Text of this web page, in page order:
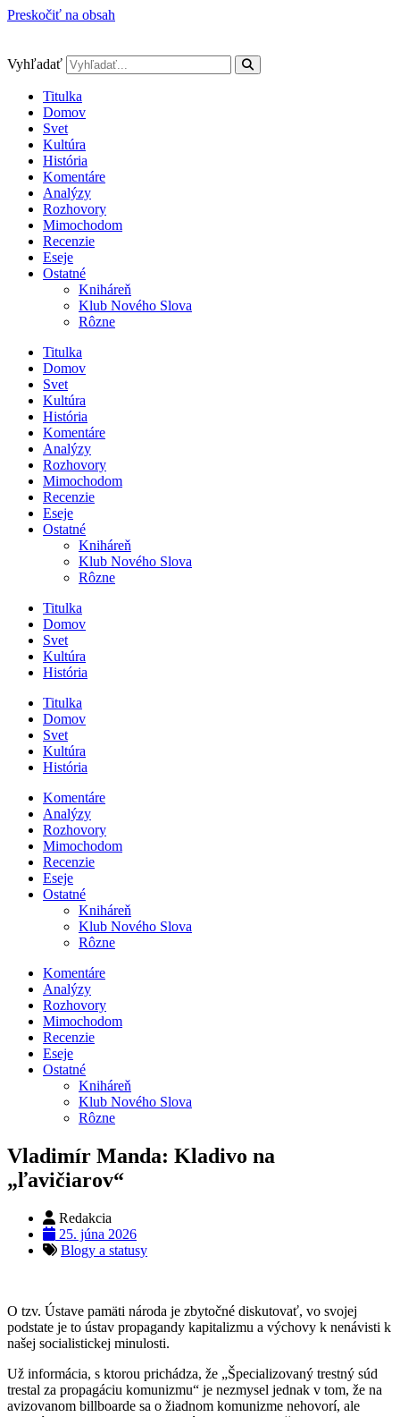
Preskočiť na obsah
Vyhľadať
Titulka
Domov
Svet
Kultúra
História
Komentáre
Analýzy
Rozhovory
Mimochodom
Recenzie
Eseje
Ostatné
Kniháreň
Klub Nového Slova
Rôzne
Titulka
Domov
Svet
Kultúra
História
Komentáre
Analýzy
Rozhovory
Mimochodom
Recenzie
Eseje
Ostatné
Kniháreň
Klub Nového Slova
Rôzne
Titulka
Domov
Svet
Kultúra
História
Titulka
Domov
Svet
Kultúra
História
Komentáre
Analýzy
Rozhovory
Mimochodom
Recenzie
Eseje
Ostatné
Kniháreň
Klub Nového Slova
Rôzne
Komentáre
Analýzy
Rozhovory
Mimochodom
Recenzie
Eseje
Ostatné
Kniháreň
Klub Nového Slova
Rôzne
Vladimír Manda: Kladivo na
„ľavičiarov“
Redakcia
25. júna 2026
Blogy a statusy
O tzv. Ústave pamäti národa je zbytočné diskutovať, vo svojej
podstate je to ústav propagandy kapitalizmu a výchovy k nenávisti k
našej socialistickej minulosti.
Už informácia, s ktorou prichádza, že „Špecializovaný trestný súd
trestal za propagáciu komunizmu“ je nezmysel jednak v tom, že na
avizovanom billboarde sa o žiadnom komunizme nehovorí, ale